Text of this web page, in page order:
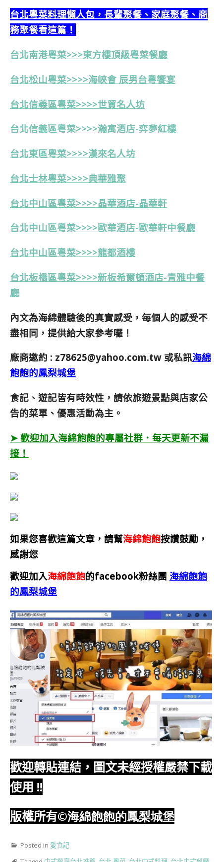
台北粵菜料理懶人包，長輩聚餐、家庭聚餐、商
務聚餐看這篇！
台北南港粵菜>>>東方樓頂級粵菜餐廳
台北松山粵菜>>>>海峽會 辰男台粵饗宴
台北信義區粵菜>>>>世貿名人坊
台北信義區粵菜>>>>瀚寓酒店-弈夢紅樓
台北東區粵菜>>>>漢來名人坊
台北士林粵菜>>>>典華雅聚
台北中山區粵菜>>>>晶華酒店-晶華軒
台北中山區粵菜>>>>歐華酒店-歐華軒中餐廳
台北中山區粵菜>>>>龍都酒樓
台北板橋區粵菜>>>>新板希爾頓酒店-青雅中餐
廳
內文為海綿體驗後的真實感受，每個人的感受不
盡相同，提供給大家參考囉！
廠商邀約 : z78625@yahoo.com.tw 或私訊海綿
飽飽的鳳梨城堡
食記、遊記皆有時效性，請依旅遊景點與店家公
告的菜單、優惠活動為主。
➤ 歡迎加入海綿飽飽的專屬社群．每天更新不漏
接！
如果您喜歡這篇文章，請幫海綿飽飽按讚鼓勵，
感謝您
歡迎加入海綿飽飽的facebook粉絲團 海綿飽飽
的鳳梨城堡
歡迎轉貼連結，圖文未經授權嚴禁下載
使用 !!
版權所有©海綿飽飽的鳳梨城堡
Posted in 愛食記